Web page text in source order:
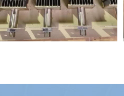
次氯酸钠发生器用钛阳极